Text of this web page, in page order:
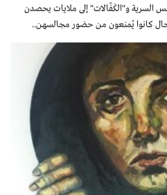
السرية و"الكَفّالات" إلى ملايات يحصدن
كانوا يُمنعون من حضور مجالسهن..